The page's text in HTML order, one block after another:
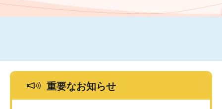
文
重要なお知らせ